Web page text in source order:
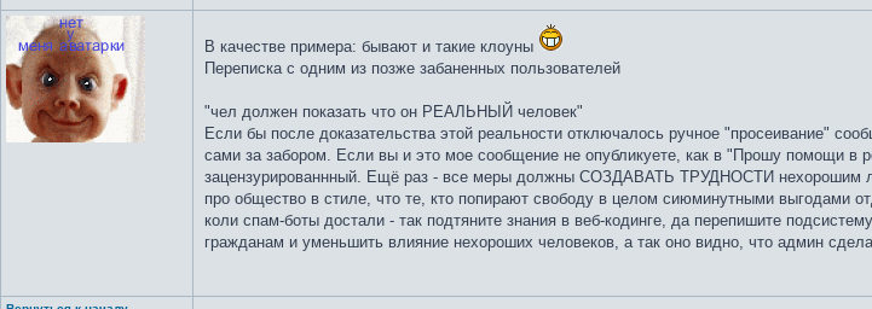
В качестве примера: бывают и такие клоуны
Переписка с одним из позже забаненных пользователей
"чел должен показать что он РЕАЛЬНЫЙ человек"
Если бы после доказательства этой реальности отключалось ручное "просеивание"
сами за забором. Если вы и это мое сообщение не опубликуете, как в "Прошу помощи в
зацензурированнный. Ещё раз - все меры должны СОЗДАВАТЬ ТРУДНОСТИ нехорошим
про общество в стиле, что те, кто попирают свободу в целом сиюминутными выгодами
коли спам-боты достали - так подтяните знания в веб-кодинге, да перепишите
гражданам и уменьшить влияние нехороших человеков, а так оно видно, что админ